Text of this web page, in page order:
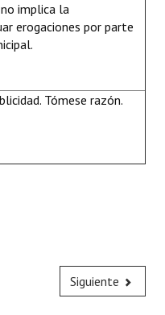
implica la
erogaciones por parte
Tómese razón.
Siguiente